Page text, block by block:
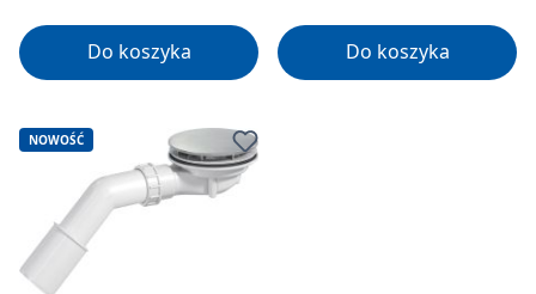
Do koszyka Do koszyka
NOWOŚĆ